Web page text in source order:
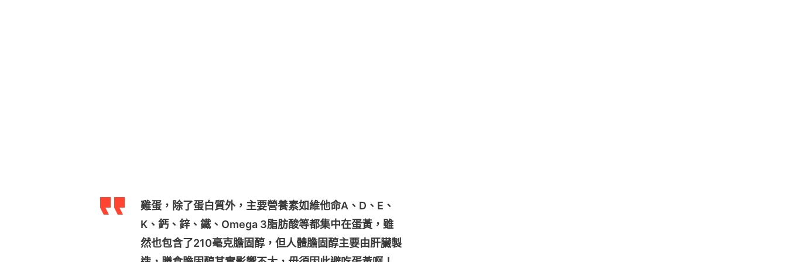
雞蛋，除了蛋白質外，主要營養素如維他命A、D、E、
K、鈣、鋅、鐵、Omega 3脂肪酸等都集中在蛋黃，雖
然也包含了210毫克膽固醇，但人體膽固醇主要由肝臟製